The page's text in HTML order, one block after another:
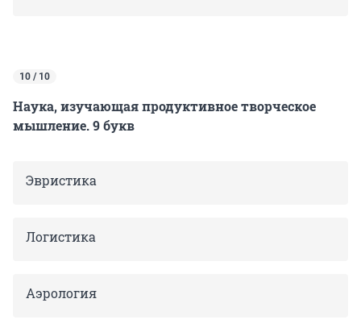
10 / 10
Наука, изучающая продуктивное творческое
мышление. 9 букв
Эвристика
Логистика
Аэрология